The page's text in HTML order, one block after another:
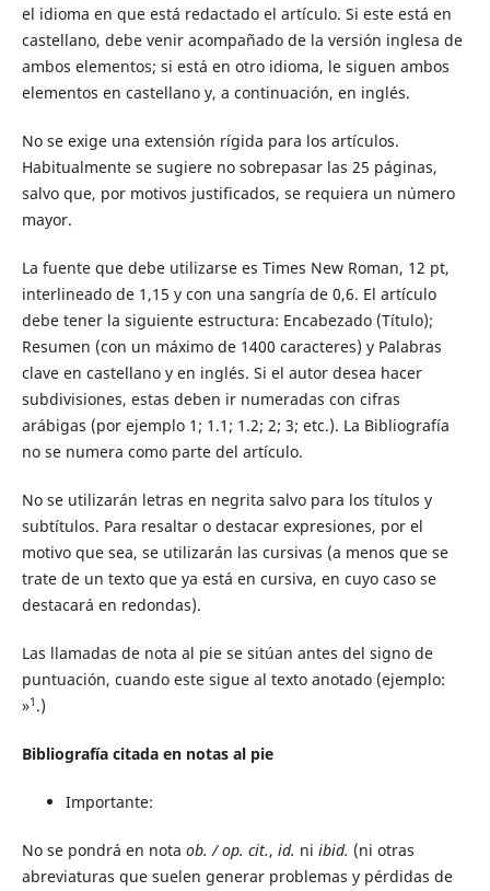
el idioma en que está redactado el artículo. Si este está en
castellano, debe venir acompañado de la versión inglesa de
ambos elementos; si está en otro idioma, le siguen ambos
elementos en castellano y, a continuación, en inglés.
No se exige una extensión rígida para los artículos.
Habitualmente se sugiere no sobrepasar las 25 páginas,
salvo que, por motivos justificados, se requiera un número
mayor.
La fuente que debe utilizarse es Times New Roman, 12 pt,
interlineado de 1,15 y con una sangría de 0,6. El artículo
debe tener la siguiente estructura: Encabezado (Título);
Resumen (con un máximo de 1400 caracteres) y Palabras
clave en castellano y en inglés. Si el autor desea hacer
subdivisiones, estas deben ir numeradas con cifras
arábigas (por ejemplo 1; 1.1; 1.2; 2; 3; etc.). La Bibliografía
no se numera como parte del artículo.
No se utilizarán letras en negrita salvo para los títulos y
subtítulos. Para resaltar o destacar expresiones, por el
motivo que sea, se utilizarán las cursivas (a menos que se
trate de un texto que ya está en cursiva, en cuyo caso se
destacará en redondas).
Las llamadas de nota al pie se sitúan antes del signo de
puntuación, cuando este sigue al texto anotado (ejemplo:
»1 .)
Bibliografía citada en notas al pie
Importante:
No se pondrá en nota ob. / op. cit., id. ni ibid. (ni otras
abreviaturas que suelen generar problemas y pérdidas de